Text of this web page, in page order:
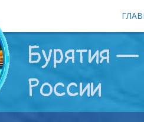
Бурятия —
России